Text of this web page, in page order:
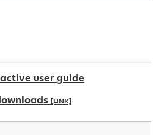
user guide
[LINK]